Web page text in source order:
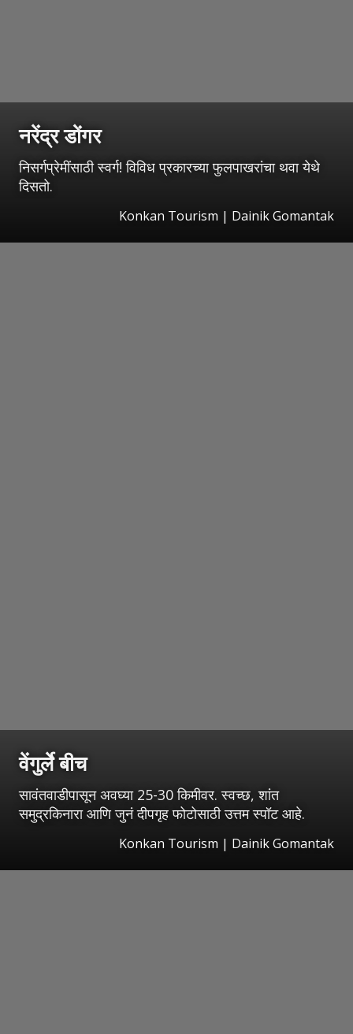
नरेंद्र डोंगर
निसर्गप्रेमींसाठी स्वर्ग! विविध प्रकारच्या फुलपाखरांचा थवा येथे
दिसतो.
Konkan Tourism | Dainik Gomantak
वेंगुर्ले बीच
सावंतवाडीपासून अवघ्या 25-30 किमीवर. स्वच्छ, शांत
समुद्रकिनारा आणि जुनं दीपगृह फोटोसाठी उत्तम स्पॉट आहे.
Konkan Tourism | Dainik Gomantak